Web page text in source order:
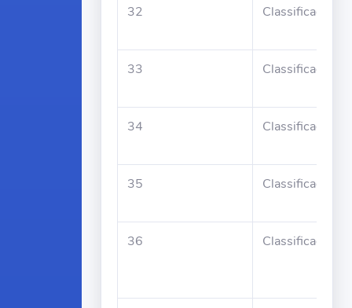
32 Classificado
33 Classificado
34 Classificado
35 Classificado
36 Classificado